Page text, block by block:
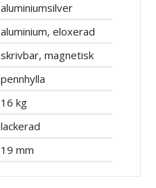
aluminiumsilver
aluminium, eloxerad
skrivbar, magnetisk
pennhylla
16 kg
lackerad
19 mm